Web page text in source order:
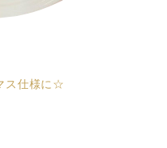
ス仕様に☆